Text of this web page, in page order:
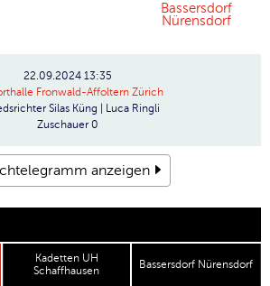
Bassersdorf
Nürensdorf
22.09.2024 13:35
Fronwald-Affoltern Zürich
Silas Küng | Luca Ringli
Zuschauer 0
anzeigen
Kadetten UH
Schaffhausen
Bassersdorf Nürensdorf